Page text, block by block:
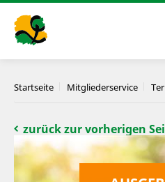
Startseite Mitgliederservice
zurück zur vorherigen